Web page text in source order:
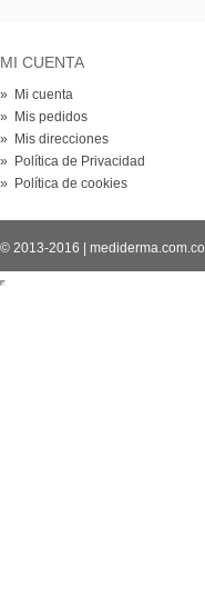
MI CUENTA
» Mi cuenta
» Mis pedidos
» Mis direcciones
» Política de Privacidad
» Política de cookies
© 2013-2016 mediderma.com.co